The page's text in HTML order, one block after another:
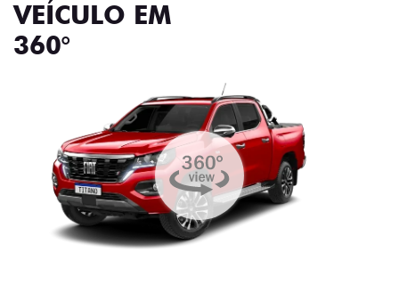
VEÍCULO EM
360°